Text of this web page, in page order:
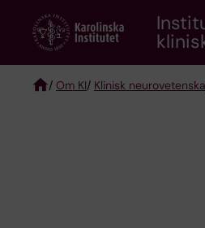
content
/ Om KI/ Klinisk